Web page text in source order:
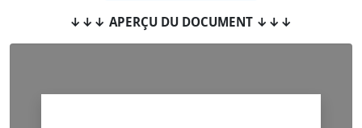
↓↓↓ APERÇU DU DOCUMENT ↓↓↓